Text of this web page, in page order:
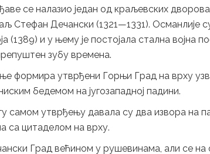
се налазио један од краљевских
Стефан Дечански (1321—1331). Османлије
(1389) и у њему је постојала стална војна
зубу времена.
формира утврђени Горњи Град на врху
бедемом на југозападној падини.
самом утврђењу давала су два извора на
са цитаделом на врху.
Град већином у рушевинама, али се на